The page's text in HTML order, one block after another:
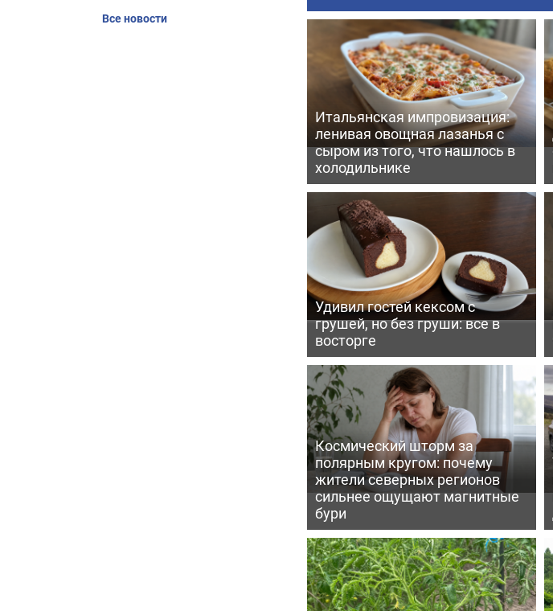
Итальянская импровизация:
ленивая овощная лазанья с
сыром из того, что нашлось в
холодильнике
Удивил гостей кексом с
грушей, но без груши: все в
восторге
Космический шторм за
полярным кругом: почему
жители северных регионов
сильнее ощущают магнитные
бури
Все новости